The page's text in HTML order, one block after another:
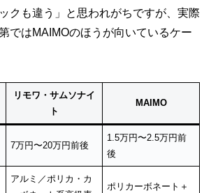
クも違う」と思われがちですが、実際
ではMAIMOのほうが向いているケー
リモワ・サムソナイ
ト
MAIMO
7万円〜20万円前後
1.5万円〜2.5万円前
後
アルミ／ポリカ・カ
ポリカーボネート＋